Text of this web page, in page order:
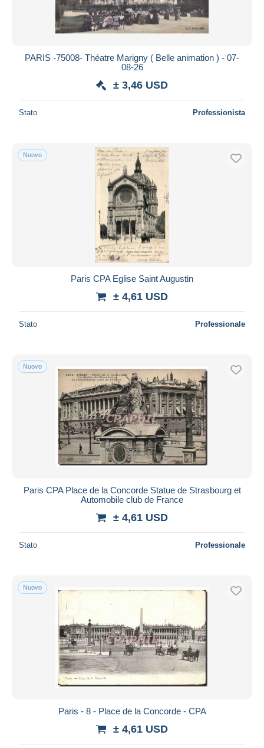
PARIS -75008- Théatre Marigny ( Belle animation ) - 07-
08-26
± 3,46 USD
Stato Professionista
Nuovo
Paris CPA Eglise Saint Augustin
± 4,61 USD
Stato Professionale
Nuovo
Paris CPA Place de la Concorde Statue de Strasbourg et
Automobile club de France
± 4,61 USD
Stato Professionale
Nuovo
Paris - 8 - Place de la Concorde - CPA
± 4,61 USD